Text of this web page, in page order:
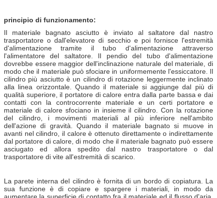
principio di funzionamento:
Il materiale bagnato asciutto è inviato al saltatore dal nastro
trasportatore o dall'elevatore di secchio e poi fornisce l'estremità
d'alimentazione tramite il tubo d'alimentazione attraverso
l'alimentatore del saltatore. Il pendio del tubo d'alimentazione
dovrebbe essere maggior dell'inclinazione naturale del materiale, di
modo che il materiale può sfociare in uniformemente l'essiccatore. Il
cilindro più asciutto è un cilindro di rotazione leggermente inclinato
alla linea orizzontale. Quando il materiale si aggiunge dal più di
qualità superiore, il portatore di calore entra dalla parte bassa e dai
contatti con la controcorrente materiale e un certi portatore e
materiale di calore sfociano in insieme il cilindro. Con la rotazione
del cilindro, i movimenti materiali al più inferiore nell'ambito
dell'azione di gravità. Quando il materiale bagnato si muove in
avanti nel cilindro, il calore è ottenuto direttamente o indirettamente
dal portatore di calore, di modo che il materiale bagnato può essere
asciugato ed allora spedito dal nastro trasportatore o dal
trasportatore di vite all'estremità di scarico.
La parete interna del cilindro è fornita di un bordo di copiatura. La
sua funzione è di copiare e spargere i materiali, in modo da